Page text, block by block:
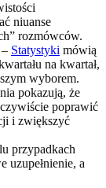
niuanse
rozmówców.
– Statystyki mówią
na kwartał,
wyborem.
pokazują, że
poprawić
i zwiększyć
przypadkach
uzupełnienie, a